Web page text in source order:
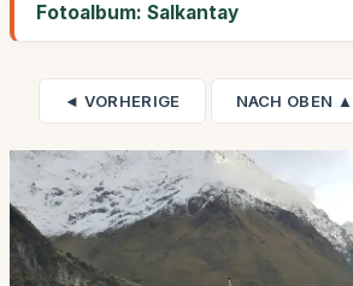
Fotoalbum: Salkantay
◄ VORHERIGE NACH OBEN ▲